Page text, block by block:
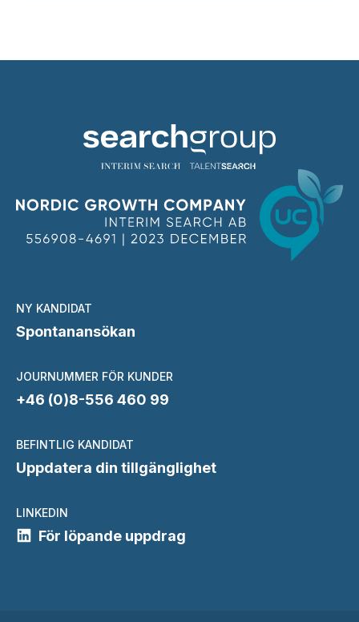
NY KANDIDAT
Spontanansökan
JOURNUMMER FÖR KUNDER
+46 (0)8-556 460 99
BEFINTLIG KANDIDAT
Uppdatera din tillgänglighet
LINKEDIN
För löpande uppdrag